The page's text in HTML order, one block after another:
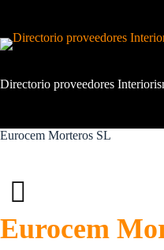
contenido
Directorio proveedores
Eurocem Morteros SL
Eurocem